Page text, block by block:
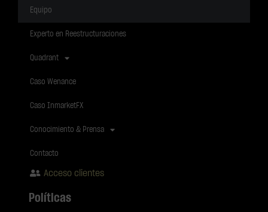
Equipo
Experto en Reestructuraciones
Quadrant
Caso Wenance
Caso InmarketFX
Conocimiento & Prensa
Contacto
Acceso clientes
Políticas